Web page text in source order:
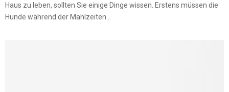
Haus zu leben, sollten Sie einige Dinge wissen. Erstens müssen die
Hunde während der Mahlzeiten...